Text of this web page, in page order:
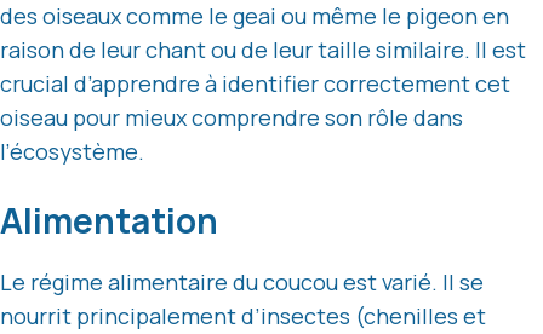
des oiseaux comme le geai ou même le pigeon en
raison de leur chant ou de leur taille similaire. Il est
crucial d’apprendre à identifier correctement cet
oiseau pour mieux comprendre son rôle dans
l’écosystème.
Alimentation
Le régime alimentaire du coucou est varié. Il se
nourrit principalement d’insectes (chenilles et